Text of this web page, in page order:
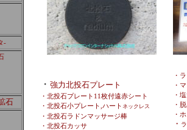
-
石
・ 強力北投石プレート
・北投石プレート11枚付遠赤シート
・北投石小プレート,ハート ネックレス
・北投石ラドンマッサージ棒
・北投石カッサ
・
・
・
・
・
・